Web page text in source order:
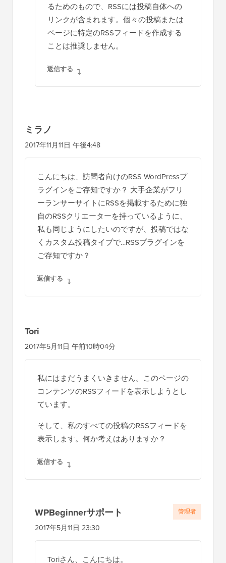
るためのもので、RSSには投稿自体への
リンクが含まれます。個々の投稿または
ページに特定のRSSフィードを作成する
ことは推奨しません。
返信する
ミラノ
2017年11月11日 午後4:48
こんにちは、訪問者向けのRSS WordPressプ
ラグインをご存知ですか？ 大手企業がフリ
ーランサーサイトにRSSを掲載するために独
自のRSSクリエーターを持っているように、
私も同じようにしたいのですが、投稿ではな
くカスタム投稿タイプで…RSSプラグインを
ご存知ですか？
返信する
Tori
2017年5月11日 午前10時04分
私にはまだうまくいきません。このページの
コンテンツのRSSフィードを表示しようとし
ています。
そして、私のすべての投稿のRSSフィードを
表示します。何か考えはありますか？
返信する
WPBeginnerサポート
2017年5月11日 23:30
Toriさん、こんにちは。
管理者